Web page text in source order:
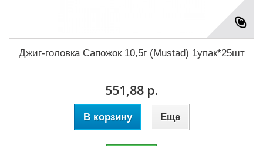
Джиг-головка Сапожок 10,5г (Mustad) 1упак*25шт
551,88 р.
В корзину Еще